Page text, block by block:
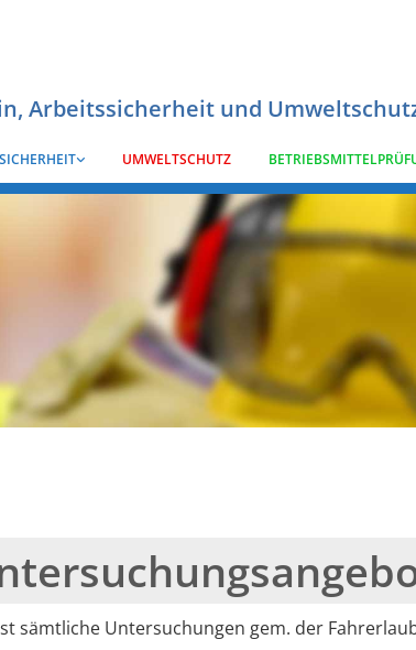
Arbeitssicherheit und
UMWELTSCHUTZ
sämtliche Untersuchungen gem. der